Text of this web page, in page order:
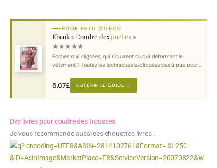
EBOOK PETIT CITRON
Ebook « Coudre despoches»
★★★★★
Poches mal alignées, qui s'ouvrent ou qui déforment le
vêtement ? Toutes les techniques expliquées pas à pas, pour
5.07£ OBTENIR LE GUIDE →
Des livres pour coudre des trousses
Je vous recommande aussi ces chouettes livres :